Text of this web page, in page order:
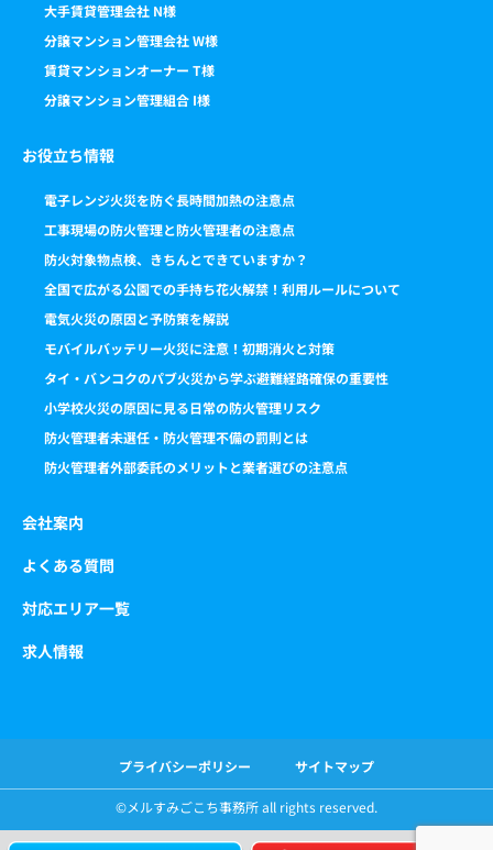
大手賃貸管理会社 N様
分譲マンション管理会社 W様
賃貸マンションオーナー T様
分譲マンション管理組合 I様
お役立ち情報
電子レンジ火災を防ぐ長時間加熱の注意点
工事現場の防火管理と防火管理者の注意点
防火対象物点検、きちんとできていますか？
全国で広がる公園での手持ち花火解禁！利用ルールについて
電気火災の原因と予防策を解説
モバイルバッテリー火災に注意！初期消火と対策
タイ・バンコクのパブ火災から学ぶ避難経路確保の重要性
小学校火災の原因に見る日常の防火管理リスク
防火管理者未選任・防火管理不備の罰則とは
防火管理者外部委託のメリットと業者選びの注意点
会社案内
よくある質問
対応エリア一覧
求人情報
プライバシーポリシー サイトマップ
©️メルすみごこち事務所 all rights reserved.